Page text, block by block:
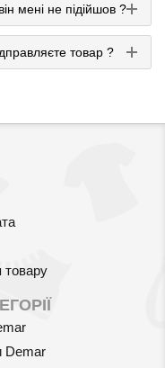
мені не підійшов ?
товар ?
товару
Demar